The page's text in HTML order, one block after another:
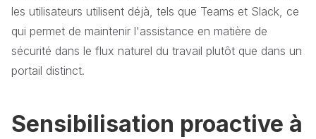
les utilisateurs utilisent déjà, tels que Teams et Slack, ce
qui permet de maintenir l'assistance en matière de
sécurité dans le flux naturel du travail plutôt que dans un
portail distinct.
Sensibilisation proactive à